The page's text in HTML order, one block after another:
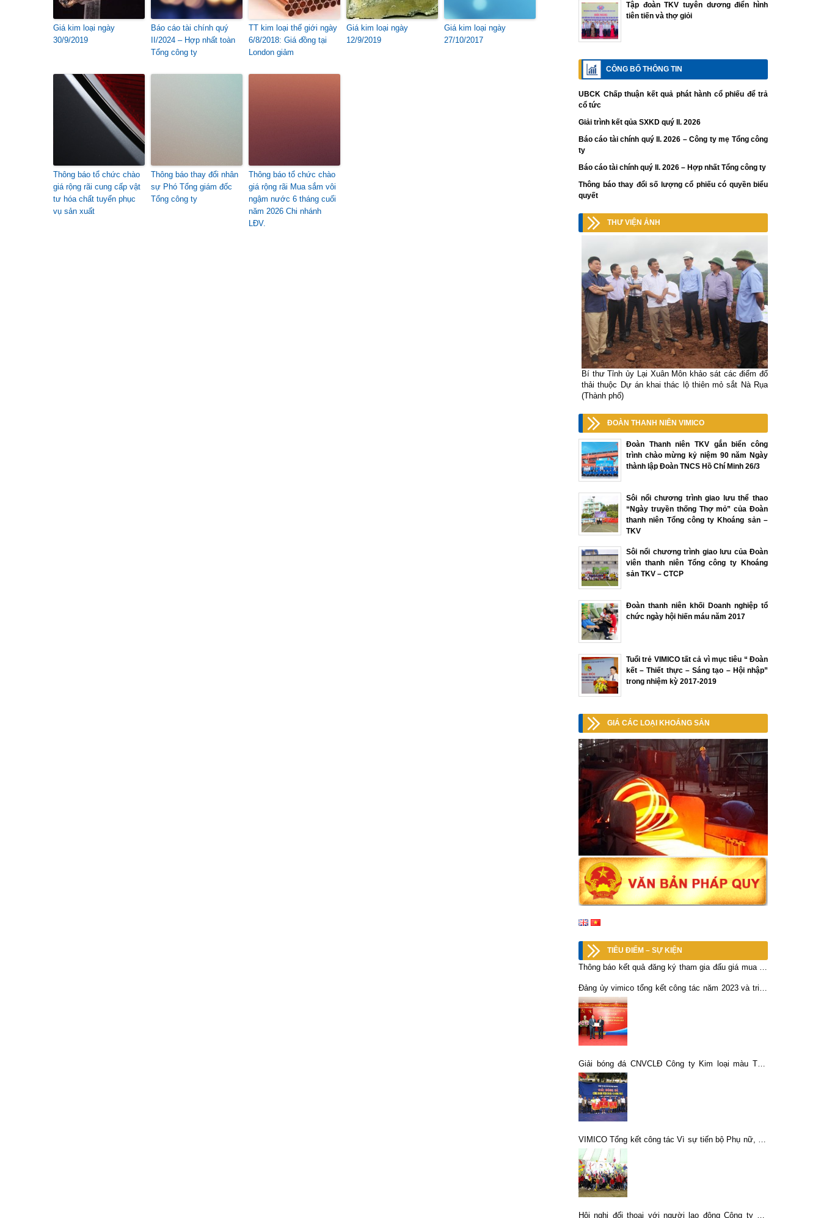
Giá kim loại ngày
30/9/2019
Báo cáo tài chính quý
II/2024 – Hợp nhất toàn
Tổng công ty
TT kim loại thế giới ngày
6/8/2018: Giá đồng tại
London giảm
Giá kim loại ngày
12/9/2019
Giá kim loại ngày
27/10/2017
Thông báo tổ chức chào
giá rộng rãi cung cấp vật
tư hóa chất tuyển phục
vụ sản xuất
Thông báo thay đổi nhân
sự Phó Tổng giám đốc
Tổng công ty
Thông báo tổ chức chào
giá rộng rãi Mua sắm vôi
ngậm nước 6 tháng cuối
năm 2026 Chi nhánh
LĐV.
Tập đoàn TKV tuyên dương điển hình
tiên tiến và thợ giỏi
CÔNG BỐ THÔNG TIN
UBCK Chấp thuận kết quả phát hành cổ phiếu để trả
cổ tức
Giải trình kết qủa SXKD quý II. 2026
Báo cáo tài chính quý II. 2026 – Công ty mẹ Tổng công
ty
Báo cáo tài chính quý II. 2026 – Hợp nhất Tổng công ty
Thông báo thay đổi số lượng cổ phiếu có quyền biểu
quyết
THƯ VIỆN ẢNH
Bí thư Tỉnh ủy Lại Xuân Môn khảo sát các điểm đổ
thải thuộc Dự án khai thác lộ thiên mỏ sắt Nà Rụa
(Thành phố)
ĐOÀN THANH NIÊN VIMICO
Đoàn Thanh niên TKV gắn biển công
trình chào mừng kỷ niệm 90 năm Ngày
thành lập Đoàn TNCS Hồ Chí Minh 26/3
Sôi nổi chương trình giao lưu thể thao
“Ngày truyền thống Thợ mỏ” của Đoàn
thanh niên Tổng công ty Khoáng sản –
TKV
Sôi nổi chương trình giao lưu của Đoàn
viên thanh niên Tổng công ty Khoáng
sản TKV – CTCP
Đoàn thanh niên khối Doanh nghiệp tổ
chức ngày hội hiến máu năm 2017
Tuổi trẻ VIMICO tất cả vì mục tiêu “ Đoàn
kết – Thiết thực – Sáng tạo – Hội nhập”
trong nhiệm kỳ 2017-2019
GIÁ CÁC LOẠI KHOÁNG SẢN
TIÊU ĐIỂM – SỰ KIỆN
Thông báo kết quả đăng ký tham gia đấu giá mua cổ
Đảng ủy vimico tổng kết công tác năm 2023 và triển
khai nhiệm vụ năm 2024.
Giải bóng đá CNVCLĐ Công ty Kim loại màu Thái
Nguyên năm 2013
VIMICO Tổng kết công tác Vì sự tiến bộ Phụ nữ, nữ
công và kỷ niệm 107 năm ngày Quốc tế Phụ nữ 8-3
Hội nghị đối thoại với người lao động Công ty CP